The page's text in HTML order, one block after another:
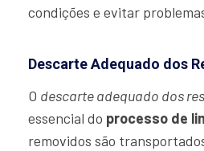
condições e evitar
Descarte Adequado dos
O descarte adequado dos
essencial do processo de
removidos são